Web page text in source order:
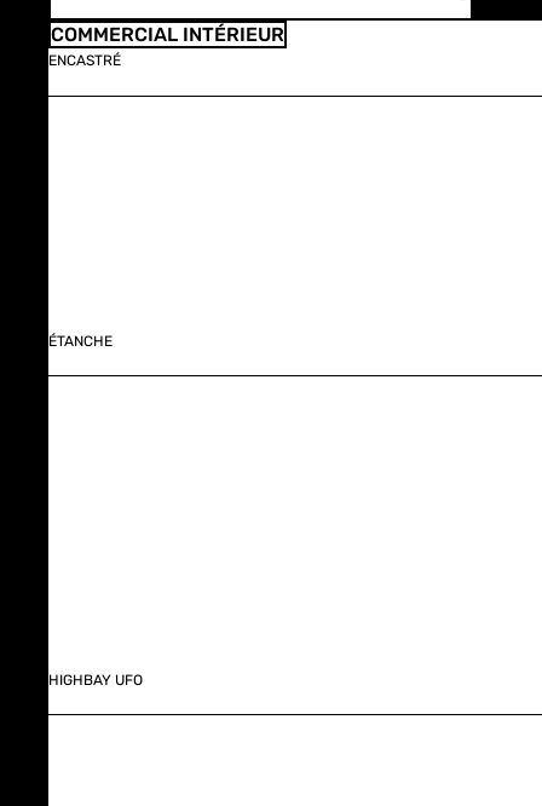
COMMERCIAL INTÉRIEUR
ENCASTRÉ
ÉTANCHE
HIGHBAY UFO